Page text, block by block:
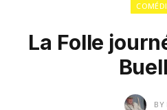
La Folle
BY